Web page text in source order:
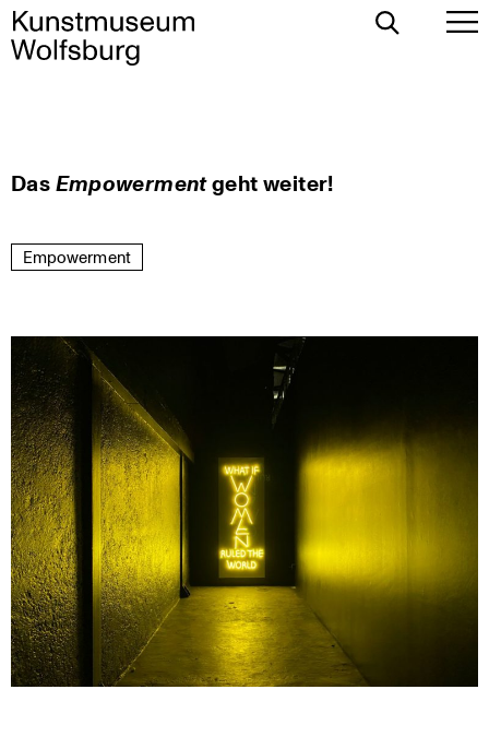
Skip
content
Toggle
DasEmpowermentgeht weiter!
Empowerment